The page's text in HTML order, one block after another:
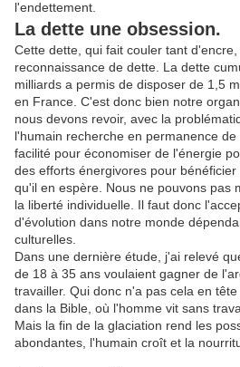
l'endettement.
La dette une obsession.
Cette dette, qui fait couler tant
reconnaissance de dette. La dette
milliards a permis de disposer de 1,5
en France. C'est donc bien notre
nous devons revoir, avec la
l'humain recherche en permanence
facilité pour économiser de l'énergie
des efforts énergivores pour
qu'il en espère. Nous ne pouvons pas
la liberté individuelle. Il faut donc
d'évolution dans notre monde
culturelles.
Dans une dernière étude, j'ai relevé
de 18 à 35 ans voulaient gagner de
travailler. Qui donc n'a pas cela en
dans la Bible, où l'homme vit sans
Mais la fin de la glaciation rend les
abondantes, l'humain croît et la